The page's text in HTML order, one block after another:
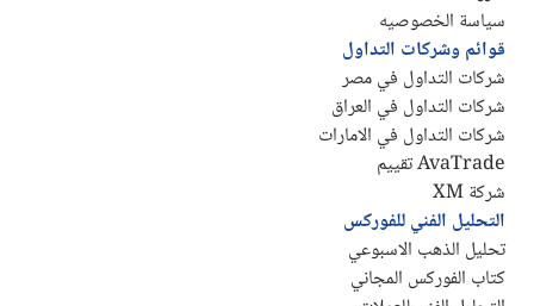
سياسة الخصوصيه
قوائم وشركات التداول
شركات التداول في مصر
شركات التداول في العراق
شركات التداول في الامارات
AvaTrade تقييم
شركة XM
التحليل الفني للفوركس
تحليل الذهب الاسبوعي
كتاب الفوركس المجاني